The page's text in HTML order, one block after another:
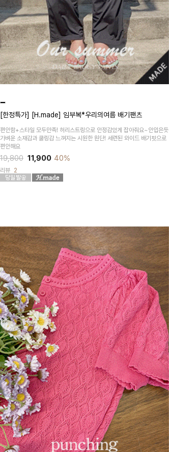
[한정특가] [H.made] 임부복*우리의여름 배기팬츠
편안함+스타일 모두만족! 허리스트링으로 안정감있게 잡아줘요~안입은듯
가벼운 소재감과 쿨링감 느껴지는 시원한 원단! 세련된 와이드 배기핏으로
편안해요
19,800 11,900 40%
리뷰 2